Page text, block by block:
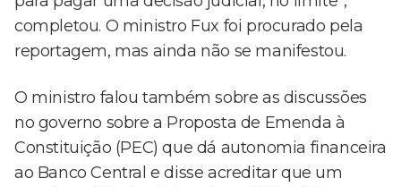
completou. O ministro Fux foi procurado pela
reportagem, mas ainda não se manifestou.
O ministro falou também sobre as discussões
no governo sobre a Proposta de Emenda à
Constituição (PEC) que dá autonomia financeira
ao Banco Central e disse acreditar que um